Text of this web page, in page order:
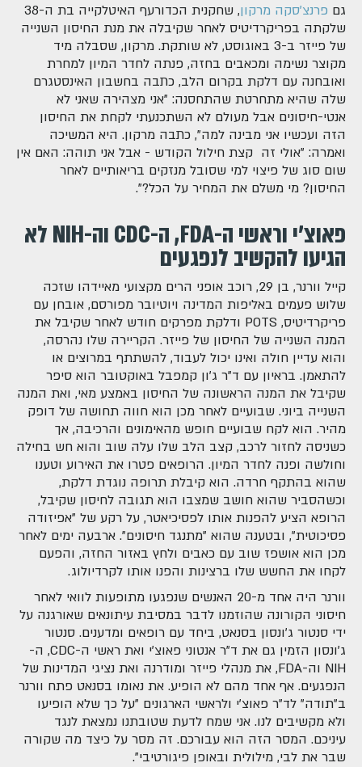
גם פרנצ'סקה מרקון
, שחקנית הכדורעף האיטלקייה בת ה-38
שלקתה בפריקרדיטיס לאחר שקיבלה את מנת החיסון השנייה
של פייזר ב-3 באוגוסט, לא שותקת. מרקון, שסבלה מיד
מקוצר נשימה ומכאבים בחזה, פנתה לחדר המיון למחרת
ואובחנה עם דלקת בקרום הלב, כתבה בחשבון האינסטגרם
שלה שהיא מתחרטת שהתחסנה: "אני מצהירה שאני לא
אנטי-חיסונים אבל מעולם לא השתכנעתי לקחת את החיסון
הזה ועכשיו אני מבינה למה", כתבה מרקון. היא המשיכה
ואמרה: "אולי זה קצת חילול הקודש - אבל אני תוהה: האם אין
שום סוג של פיצוי למי שסובל מנזקים בריאותיים לאחר
החיסון? מי משלם את המחיר על הכל?".
פאוצ'י וראשי ה-FDA, ה-CDC וה-NIH לא
הגיעו להקשיב לנפגעים
קייל וורנר, בן 29, רוכב אופני הרים מקצועי מאיידהו שזכה
שלוש פעמים באליפות המדינה ויוטיובר מפורסם, אובחן עם
פריקרדיטיס, POTS ודלקת מפרקים חודש לאחר שקיבל את
המנה השנייה של החיסון של פייזר. הקריירה שלו נהרסה,
והוא עדיין חולה ואינו יכול לעבוד, להשתתף במרוצים או
להתאמן. בראיון עם ד"ר ג'ון קמפבל באוקטובר הוא סיפר
שקיבל את המנה הראשונה של החיסון באמצע מאי, ואת המנה
השנייה ביוני. שבועיים לאחר מכן הוא חווה תחושה של דופק
מהיר. הוא לקח שבועיים חופש מהאימונים והרכיבה, אך
כשניסה לחזור לרכב, קצב הלב שלו עלה שוב והוא חש בחילה
וחולשה ופנה לחדר המיון. הרופאים פטרו את האירוע וטענו
שהוא בהתקף חרדה. הוא קיבלת תרופה נוגדת דלקת,
וכשהסביר שהוא חושב שמצבו הוא תגובה לחיסון שקיבל,
הרופא הציע להפנות אותו לפסיכיאטר, על רקע של "אפיזודה
פסיכוטית", ובטענה שהוא "מתנגד חיסונים". ארבעה ימים לאחר
מכן הוא אושפז שוב עם כאבים ולחץ באזור החזה, והפעם
לקחו את החשש שלו ברצינות והפנו אותו לקרדיולוג.
וורנר היה אחד מ-20 האנשים שנפגעו מתופעות לוואי לאחר
חיסוני הקורונה שהוזמנו לדבר במסיבת עיתונאים שאורגנה על
ידי סנטור ג'ונסון בסנאט, ביחד עם רופאים ומדענים. סנטור
ג'ונסון הזמין גם את ד"ר אנטוני פאוצ'י ואת ראשי ה-CDC, ה-
NIH וה-FDA, את מנהלי פייזר ומודרנה ואת נציגי המדינות של
הנפגעים. אף אחד מהם לא הופיע. את נאומו בסנאט פתח וורנר
ב"תודה" לד"ר פאוצ'י ולראשי הארגונים "על כך שלא הופיעו
ולא מקשיבים לנו. אני שמח לדעת שטובתנו נמצאת לנגד
עיניכם. המסר הזה הוא עבורכם. זה מסר על כיצד מה שקורה
שבר את לבי, מילולית ובאופן פיגורטיבי".